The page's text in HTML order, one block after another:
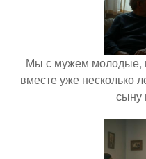
Мы с мужем молодые,
вместе уже несколько
сыну